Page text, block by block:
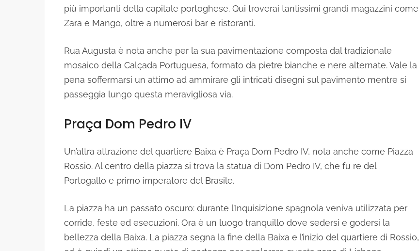
più importanti della capitale portoghese. Qui troverai tantissimi grandi magazzini come
Zara e Mango, oltre a numerosi bar e ristoranti.
Rua Augusta è nota anche per la sua pavimentazione composta dal tradizionale
mosaico della Calçada Portuguesa, formato da pietre bianche e nere alternate. Vale la
pena soffermarsi un attimo ad ammirare gli intricati disegni sul pavimento mentre si
passeggia lungo questa meravigliosa via.
Praça Dom Pedro IV
Un’altra attrazione del quartiere Baixa è Praça Dom Pedro IV, nota anche come Piazza
Rossio. Al centro della piazza si trova la statua di Dom Pedro IV, che fu re del
Portogallo e primo imperatore del Brasile.
La piazza ha un passato oscuro: durante l’Inquisizione spagnola veniva utilizzata per
corride, feste ed esecuzioni. Ora è un luogo tranquillo dove sedersi e godersi la
bellezza della Baixa. La piazza segna la fine della Baixa e l’inizio del quartiere di Rossio,